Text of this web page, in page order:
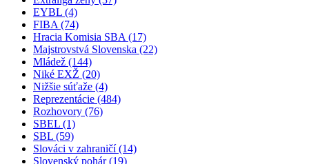
EYBL (4)
FIBA (74)
Hracia Komisia SBA (17)
Majstrovstvá Slovenska (22)
Mládež (144)
Niké EXŽ (20)
Nižšie súťaže (4)
Reprezentácie (484)
Rozhovory (76)
SBEL (1)
SBL (59)
Slováci v zahraničí (14)
Slovenský pohár (19)